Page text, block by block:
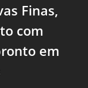
Finas,
com
em